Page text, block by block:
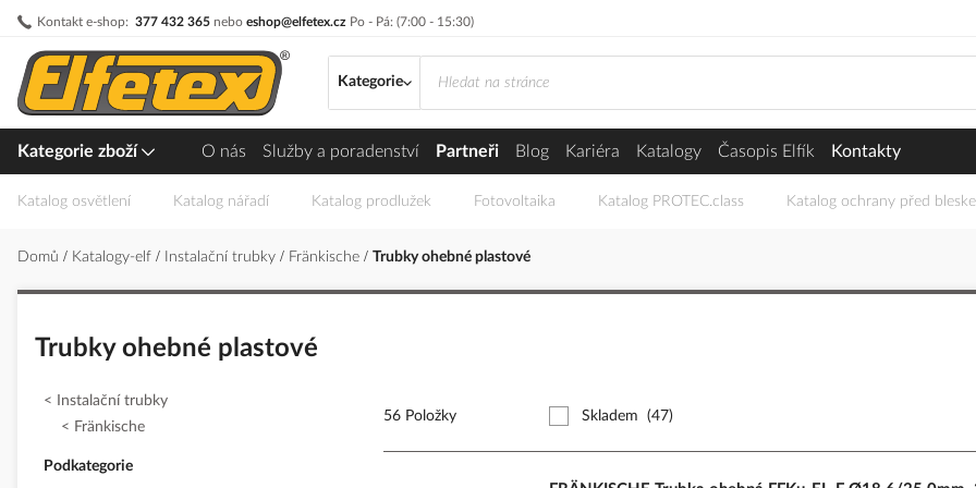
Kontakt e-shop: 377 432 365 nebo eshop@elfetex.cz Po - Pá: (7:00 - 15:30)
Přejít
obsah
Kategorie
Kategorie zboží O nás Služby a poradenství Partneři Blog Kariéra Katalogy Časopis Elfík Kontakty
Katalog osvětlení Katalog nářadí Katalog prodlužek Fotovoltaika Katalog PROTEC.class Katalog ochrany před
Domů Katalogy-elf Instalační trubky Fränkische Trubky ohebné plastové
Trubky ohebné plastové
56 Položky Skladem (47)
Instalační trubky
Fränkische
Podkategorie